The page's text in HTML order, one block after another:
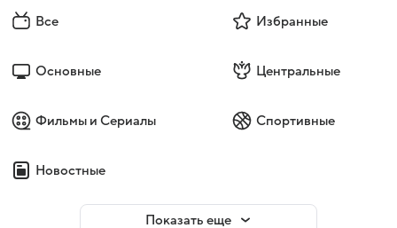
Все Избранные
Основные Центральные
Фильмы и Сериалы Спортивные
Новостные
Показать еще